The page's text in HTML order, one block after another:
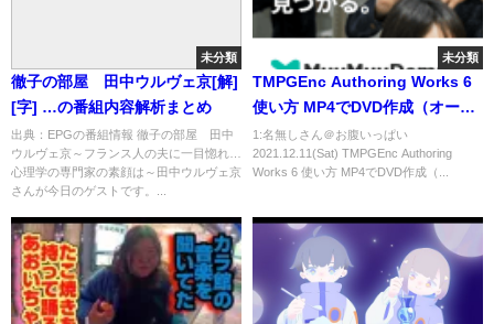
未分類
徹子の部屋 田中ウルヴェ京[解]
[字] …の番組内容解析まとめ
出典：EPGの番組情報 徹子の部屋 田中
ウルヴェ京～フランス人の夫に一目惚れ…
心理学の専門家の素顔は～田中ウルヴェ京
さんが今日のゲストです。...
未分類
TMPGEnc Authoring Works 6
使い方 MP4でDVD作成（オーサ
リングソフトやり方）
1:名無しさん＠お腹いっぱい
2021.12.11(Sat) TMPGEnc Authoring
Works 6 使い方 MP4でDVD作成（...